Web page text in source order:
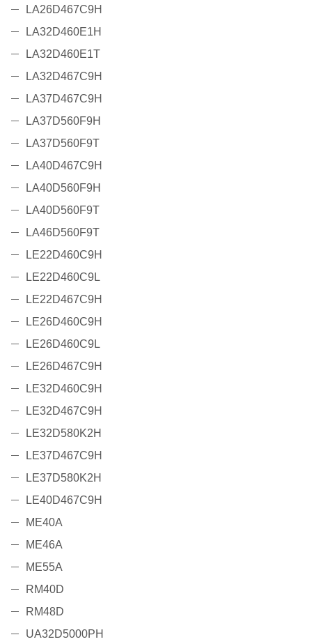
LA26D467C9H
LA32D460E1H
LA32D460E1T
LA32D467C9H
LA37D467C9H
LA37D560F9H
LA37D560F9T
LA40D467C9H
LA40D560F9H
LA40D560F9T
LA46D560F9T
LE22D460C9H
LE22D460C9L
LE22D467C9H
LE26D460C9H
LE26D460C9L
LE26D467C9H
LE32D460C9H
LE32D467C9H
LE32D580K2H
LE37D467C9H
LE37D580K2H
LE40D467C9H
ME40A
ME46A
ME55A
RM40D
RM48D
UA32D5000PH